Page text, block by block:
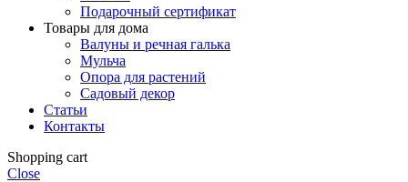
Подарочный сертификат
Товары для дома
Валуны и речная галька
Мульча
Опора для растений
Садовый декор
Статьи
Контакты
Shopping cart
Close